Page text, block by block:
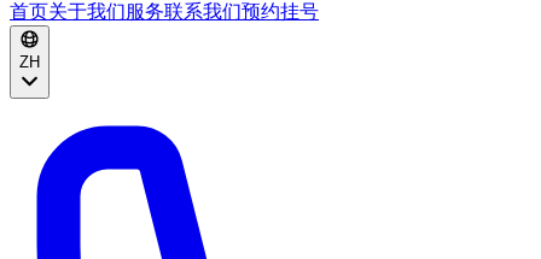
首页关于我们服务联系我们预约挂号
ZH